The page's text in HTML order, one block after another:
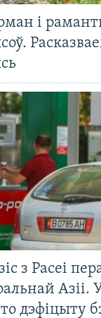
і
з Расеі
Азіі.
дэфіцыту